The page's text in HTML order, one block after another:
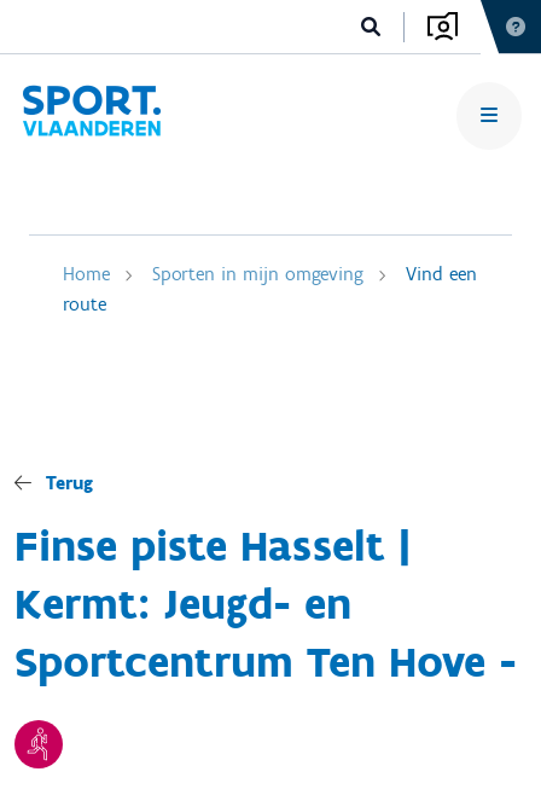
Home Sporten in mijn omgeving
Vind een
route
Terug
Finse piste Hasselt |
Kermt: Jeugd- en
Sportcentrum Ten Hove -